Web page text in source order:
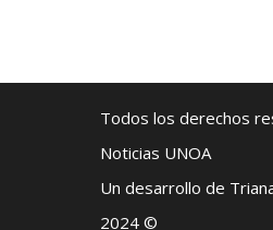
Todos los derechos
Noticias UNOA
Un desarrollo de
2024 ©